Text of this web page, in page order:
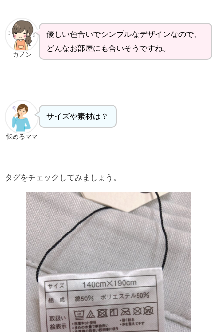
カノン
優しい色合いでシンプルなデザインなので、
どんなお部屋にも合いそうですね。
悩めるママ
サイズや素材は？
タグをチェックしてみましょう。